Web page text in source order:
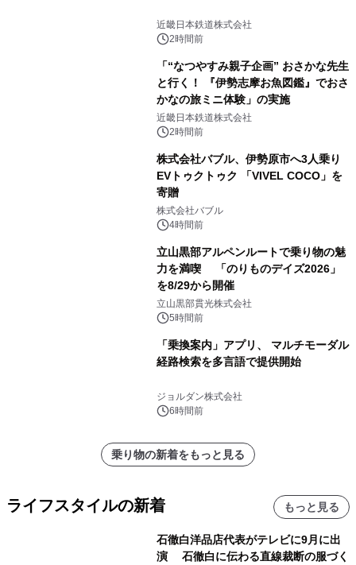
近畿日本鉄道株式会社
2時間前
「“なつやすみ親子企画” おさかな先生
と行く！ 『伊勢志摩お魚図鑑』でおさ
かなの旅ミニ体験」の実施
近畿日本鉄道株式会社
2時間前
株式会社バブル、伊勢原市へ3人乗り
EVトゥクトゥク 「VIVEL COCO」を
寄贈
株式会社バブル
4時間前
立山黒部アルペンルートで乗り物の魅
力を満喫 「のりものデイズ2026」
を8/29から開催
立山黒部貫光株式会社
5時間前
「乗換案内」アプリ、 マルチモーダル
経路検索を多言語で提供開始
ジョルダン株式会社
6時間前
乗り物の新着をもっと見る
ライフスタイルの新着 もっと見る
石徹白洋品店代表がテレビに9月に出
演 石徹白に伝わる直線裁断の服づく